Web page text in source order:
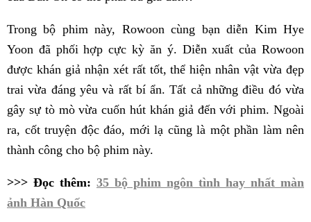
Trong bộ phim này, Rowoon cùng bạn diễn Kim Hye
Yoon đã phối hợp cực kỳ ăn ý. Diễn xuất của Rowoon
được khán giả nhận xét rất tốt, thể hiện nhân vật vừa đẹp
trai vừa đáng yêu và rất bí ẩn. Tất cả những điều đó vừa
gây sự tò mò vừa cuốn hút khán giả đến với phim. Ngoài
ra, cốt truyện độc đáo, mới lạ cũng là một phần làm nên
thành công cho bộ phim này.
>>> Đọc thêm: 35 bộ phim ngôn tình hay nhất màn
ảnh Hàn Quốc